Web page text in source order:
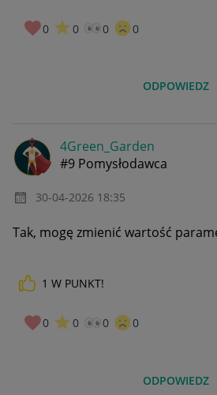
0 0 0 0
ODPOWIEDZ
4Green_Garden
#9 Pomysłodawca
‎30-04-2026 18:35
Tak, mogę zmienić wartość
1 W PUNKT!
0 0 0 0
ODPOWIEDZ